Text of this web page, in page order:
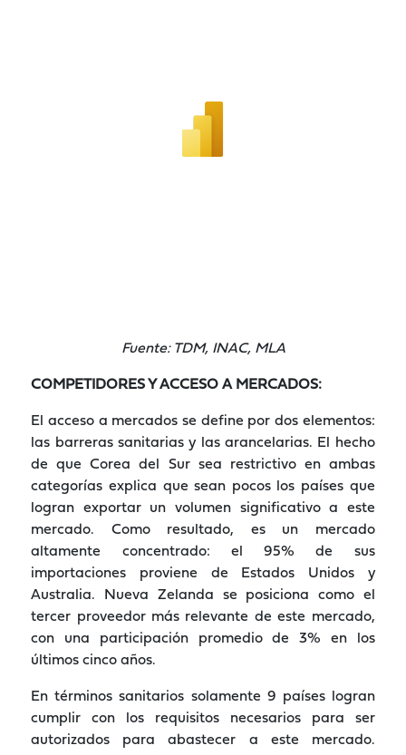
Fuente: TDM, INAC, MLA
COMPETIDORES Y ACCESO A MERCADOS:
El acceso a mercados se define por dos elementos:
las barreras sanitarias y las arancelarias. El hecho
de que Corea del Sur sea restrictivo en ambas
categorías explica que sean pocos los países que
logran exportar un volumen significativo a este
mercado. Como resultado, es un mercado
altamente concentrado: el 95% de sus
importaciones proviene de Estados Unidos y
Australia. Nueva Zelanda se posiciona como el
tercer proveedor más relevante de este mercado,
con una participación promedio de 3% en los
últimos cinco años.
En términos sanitarios solamente 9 países logran
cumplir con los requisitos necesarios para ser
autorizados para abastecer a este mercado.